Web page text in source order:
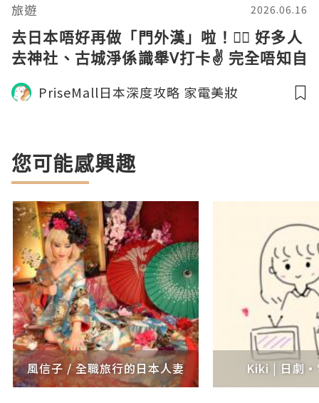
旅遊 2026.06.16
去日本唔好再做「門外漢」啦！🙅‍♂️ 好多人
去神社、古城淨係識舉V打卡✌️ 完全唔知自
己啱啱跨過咗啲咩「結界」！
PriseMall日本深度攻略 家電美妝
您可能感興趣
風信子 / 全職旅行的日本人妻 Kiki | 日劇•